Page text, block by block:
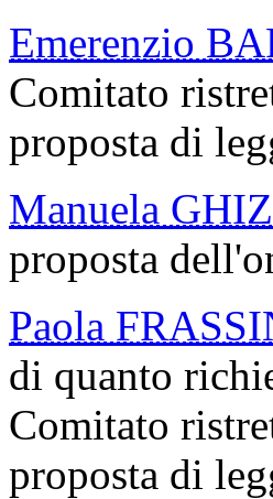
Emerenzio
Comitato
proposta di
Manuela
proposta
Paola
di quanto
Comitato
proposta di